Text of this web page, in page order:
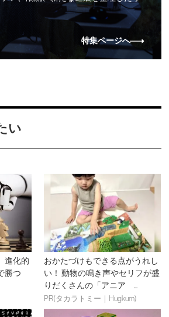
特集ページへ
い
進化的
勝つ
おかたづけもできる点がうれし
い！ 動物の鳴き声やセリフが盛
りだくさんの「アニア ...
PR(タカラトミー｜Hugkum)